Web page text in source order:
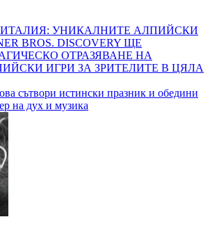
УНИКАЛНИТЕ АЛПИЙСКИ
BROS. DISCOVERY ЩЕ
ОТРАЗЯВАНЕ НА
ИГРИ ЗА ЗРИТЕЛИТЕ В ЦЯЛА
сътвори истински празник и обедини
на дух и музика